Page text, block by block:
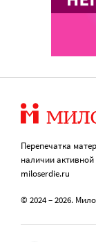
Перепечатка
наличии
miloserdie.ru
© 2024 – 2026.